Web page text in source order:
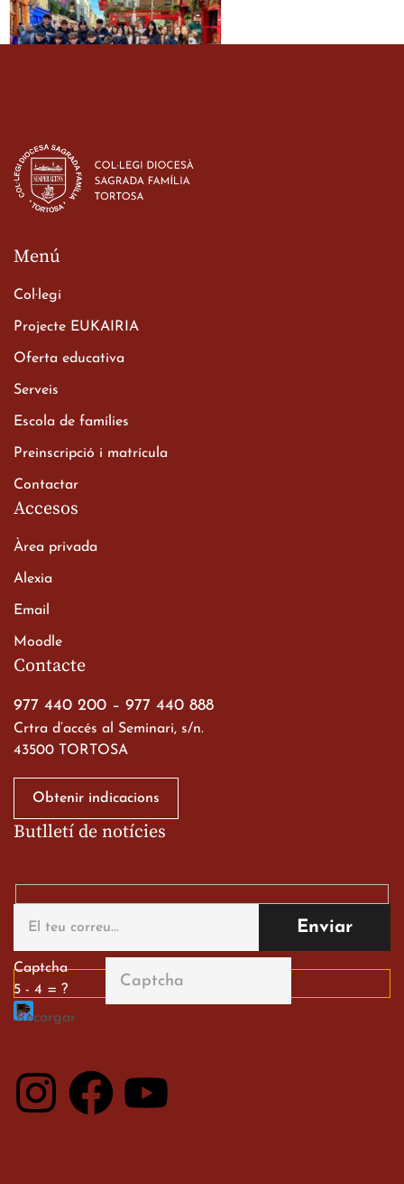
d’ESO-BSD a Irlanda
23 de març de 2026
Xerrada del Sr. Bisbe als
Batxillerat
a les ciutats imperials
alumnes al Tortosa
English Festival
13 de març de 2026
Contacte
977 440 200 – 977 440 888
Crtra d’accés al Seminari, s/n.
43500 TORTOSA
Obtenir indicacions
Menú
Col·legi
Projecte EUKAIRIA
Oferta educativa
Serveis
Escola de famílies
Preinscripció i matrícula
Contactar
Accesos
Àrea privada
Alexia
Email
Moodle
Butlletí de notícies
Captcha
5 - 4 = ?